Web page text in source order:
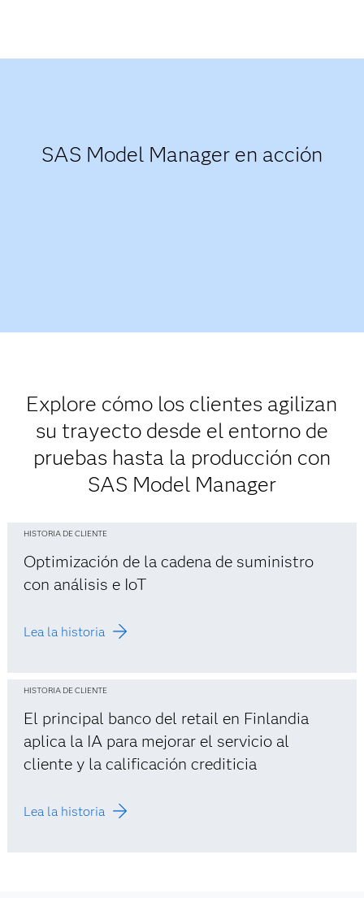
SAS Model Manager en acción​
Explore cómo los clientes agilizan
su trayecto desde el entorno de
pruebas hasta la producción con
SAS Model Manager
HISTORIA DE CLIENTE
Optimización de la cadena de suministro
con análisis e IoT
Lea la historia
HISTORIA DE CLIENTE
El principal banco del retail en Finlandia
aplica la IA para mejorar el servicio al
cliente y la calificación crediticia
Lea la historia